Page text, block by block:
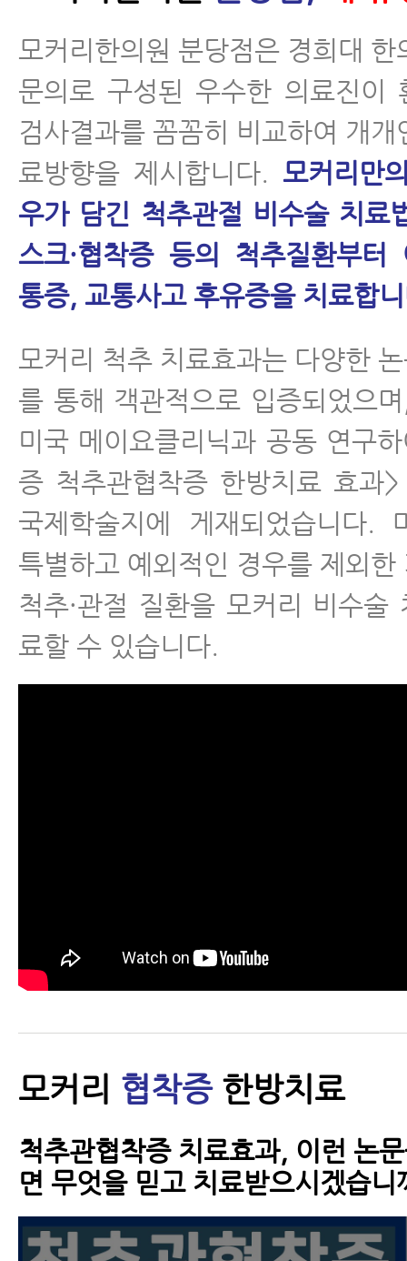
모커리한의원 분당점은 경희대 한
문의로 구성된 우수한 의료진이
검사결과를 꼼꼼히 비교하여 개개
료방향을 제시합니다. 모커리만
우가 담긴 척추관절 비수술 치료
스크·협착증 등의 척추질환부터
통증, 교통사고 후유증을 치료합
모커리 척추 치료효과는 다양한
를 통해 객관적으로 입증되었으
미국 메이요클리닉과 공동 연구
증 척추관협착증 한방치료 효과
국제학술지에 게재되었습니다.
특별하고 예외적인 경우를 제외한
척추·관절 질환을 모커리 비수술
료할 수 있습니다.
모커리 협착증한방치료
척추관협착증 치료효과, 이런 논
면 무엇을 믿고 치료받으시겠습니